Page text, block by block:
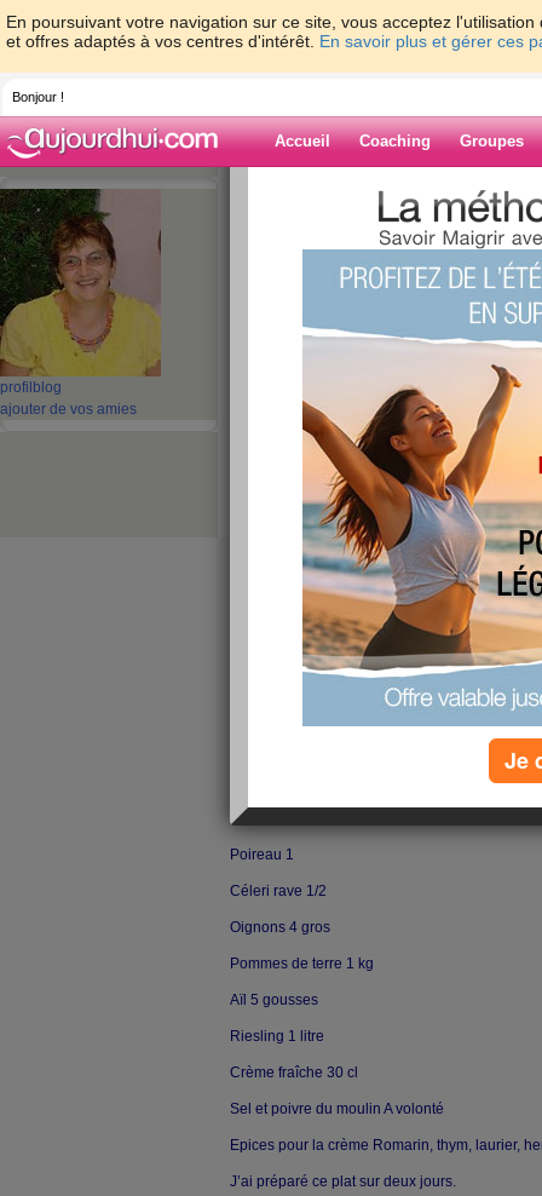
En poursuivant votre navigation sur ce site, vous acceptez
et offres adaptés à vos centres d'intérêt. En savoir plus et gérer ces
Bonjour !
Accueil Coaching Groupes
profil blog
ajouter de vos amies
>
>
Blog de
Bæckeofe de
à la crème de
publié le 23/05/2008 à 17:43
Lyndatan a organiser une
voici ma première :
Bæckeofe de lapin au Riesling et à la crème
Carottes
Poireau 1
Céleri rave 1/2
Oignons 4 gros
Pommes de terre 1 kg
Aïl 5 gousses
Riesling 1 litre
Crème fraîche 30 cl
Sel et poivre du moulin A volonté
Epices pour la crème Romarin, thym, laurier,
J’ai préparé ce plat sur deux jours.
Je